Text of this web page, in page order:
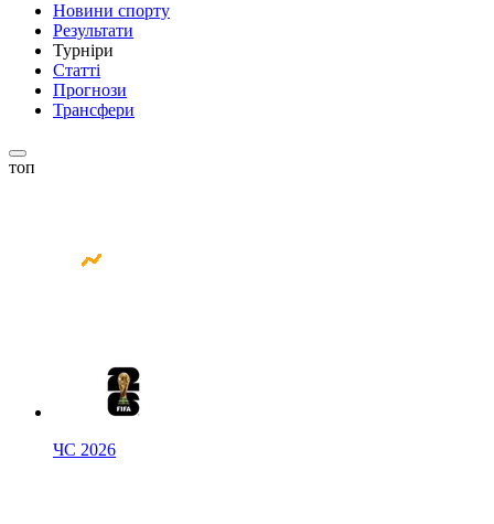
Новини спорту
Результати
Турніри
Статті
Прогнози
Трансфери
топ
ЧС 2026